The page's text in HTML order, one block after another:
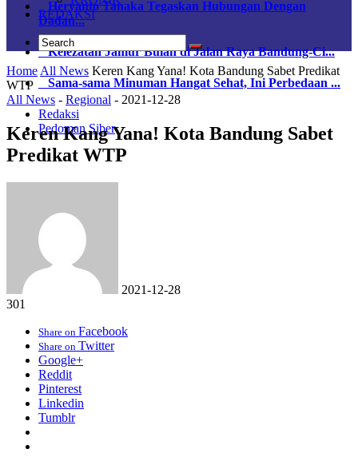
Heryanto Tanaka Tegaskan Hubungan Dengan
Dadan...
Kelezatan Jamur Bulan di Jalan Raya Bandung-Ci...
Sama-sama Minuman Hangat Sehat, Ini Perbedaan ...
Redaksi
Pedoman Siber
REDAKSI
Home All News Keren Kang Yana! Kota Bandung Sabet Predikat
WTP
All News - Regional - 2021-12-28
Keren Kang Yana! Kota Bandung Sabet
Predikat WTP
2021-12-28
301
Share on Facebook
Share on Twitter
Google+
Reddit
Pinterest
Linkedin
Tumblr